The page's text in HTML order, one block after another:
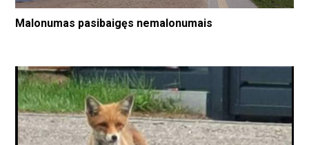
Malonumas pasibaigęs nemalonumais